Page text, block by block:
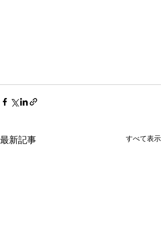
最新記事 すべて表示